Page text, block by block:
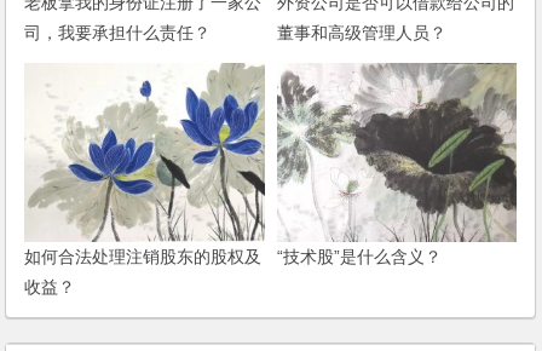
司，我要承担什么责任？
董事和高级管理人员？
如何合法处理注销股东的股权及
收益？
“技术股”是什么含义？